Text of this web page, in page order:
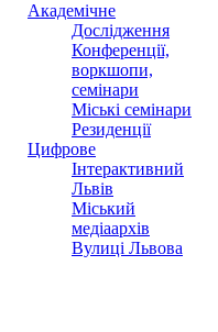
Академічне
Дослідження
Конференції,
воркшопи,
семінари
Міські семінари
Резиденції
Цифрове
Інтерактивний
Львів
Міський
медіаархів
Вулиці Львова